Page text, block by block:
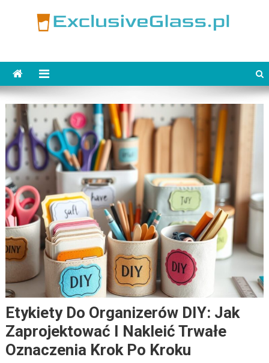
Etykiety Do Organizerów DIY: Jak
Zaprojektować I Nakleić Trwałe
Oznaczenia Krok Po Kroku